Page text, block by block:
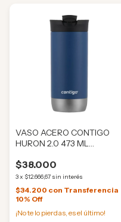
VASO ACERO CONTIGO
HURON 2.0 473 ML
$38.000
3x $12.666,67 sin interés
$34.200 con Transferencia
10% Off
¡No te lo pierdas, es el último!